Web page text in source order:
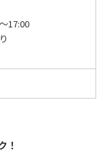
17:00
！